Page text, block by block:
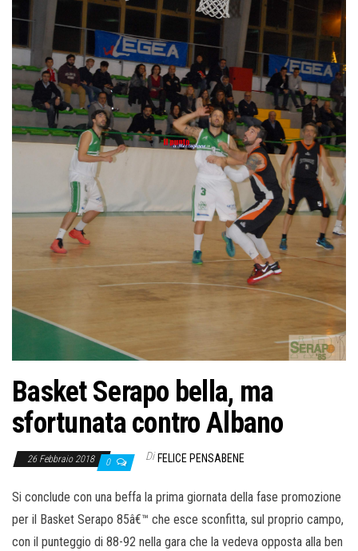
Basket Serapo bella, ma
sfortunata contro Albano
26 Febbraio 2018 0 Di FELICE PENSABENE
Si conclude con una beffa la prima giornata della fase promozione
per il Basket Serapo 85â€™ che esce sconfitta, sul proprio campo,
con il punteggio di 88-92 nella gara che la vedeva opposta alla ben